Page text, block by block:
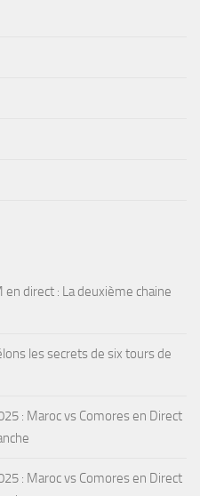
en direct : La deuxième chaine
les secrets de six tours de
: Maroc vs Comores en Direct
: Maroc vs Comores en Direct